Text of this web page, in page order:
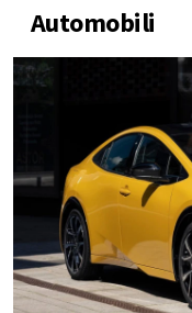
Automobili